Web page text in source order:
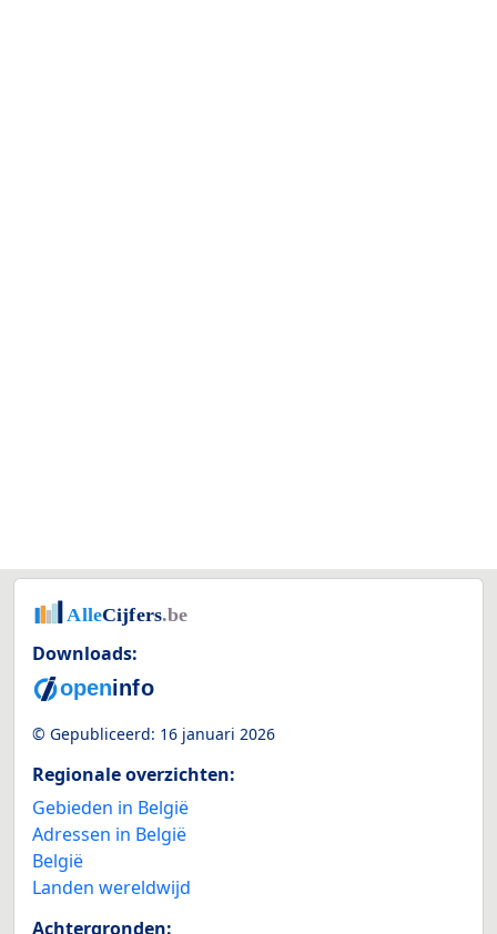
Downloads:
© Gepubliceerd: 16 januari 2026
Regionale overzichten:
Gebieden in België
Adressen in België
België
Landen wereldwijd
Achtergronden: